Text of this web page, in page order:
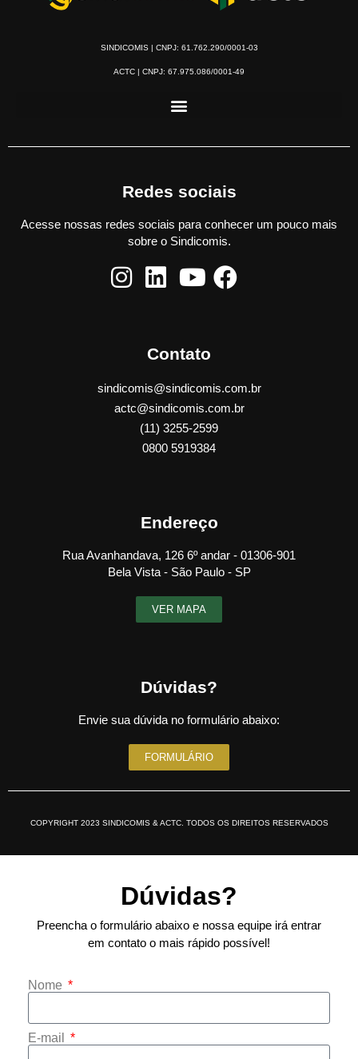
SINDICOMIS | CNPJ: 61.762.290/0001-03
ACTC | CNPJ: 67.975.086/0001-49
Redes sociais
Acesse nossas redes sociais para conhecer um pouco mais
sobre o Sindicomis.
Contato
sindicomis@sindicomis.com.br
actc@sindicomis.com.br
(11) 3255-2599
0800 5919384
Endereço
Rua Avanhandava, 126 6º andar - 01306-901
Bela Vista - São Paulo - SP
VER MAPA
Dúvidas?
Envie sua dúvida no formulário abaixo:
FORMULÁRIO
COPYRIGHT 2023 SINDICOMIS & ACTC. TODOS OS DIREITOS RESERVADOS
Dúvidas?
Preencha o formulário abaixo e nossa equipe irá entrar
em contato o mais rápido possível!
Nome
E-mail